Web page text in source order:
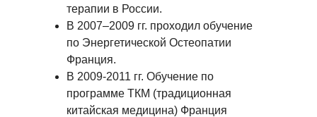
терапии в России.
В 2007–2009 гг. проходил обучение
по Энергетической Остеопатии
Франция.
В 2009-2011 гг. Обучение по
программе ТКМ (традиционная
китайская медицина) Франция